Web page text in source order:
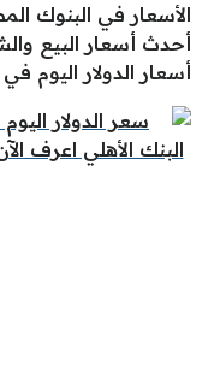
الأسعار في البنوك
أحدث أسعار البيع
أسعار الدولار اليوم